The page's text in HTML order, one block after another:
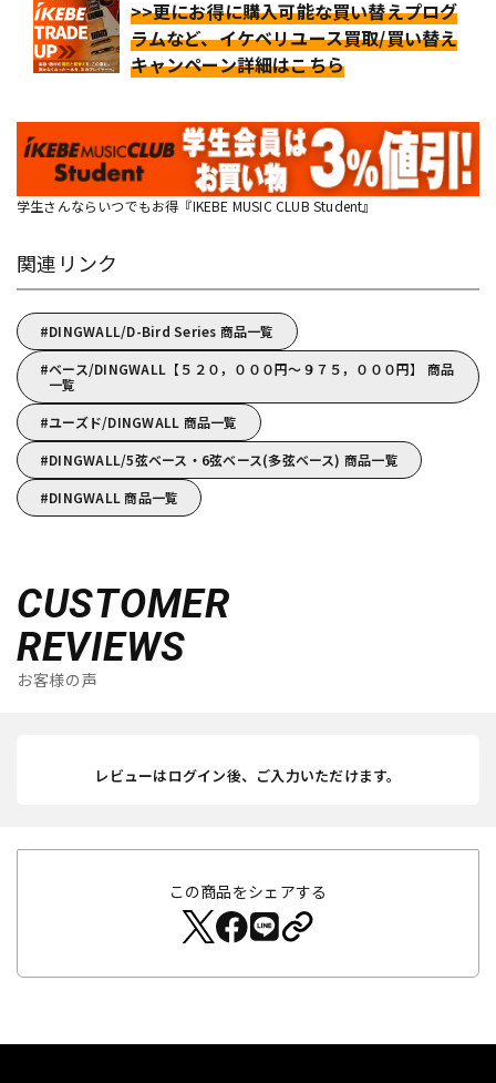
>>更にお得に購入可能な買い替えプログ
ラムなど、イケベリユース買取/買い替え
キャンペーン詳細はこちら
学生さんならいつでもお得『IKEBE MUSIC CLUB Student』
関連リンク
DINGWALL/D-Bird Series 商品一覧
ベース/DINGWALL【５２０，０００円～９７５，０００円】 商品
一覧
ユーズド/DINGWALL 商品一覧
DINGWALL/5弦ベース・6弦ベース(多弦ベース) 商品一覧
DINGWALL 商品一覧
CUSTOMER
REVIEWS
お客様の声
レビューはログイン後、ご入力いただけます。
この商品をシェアする